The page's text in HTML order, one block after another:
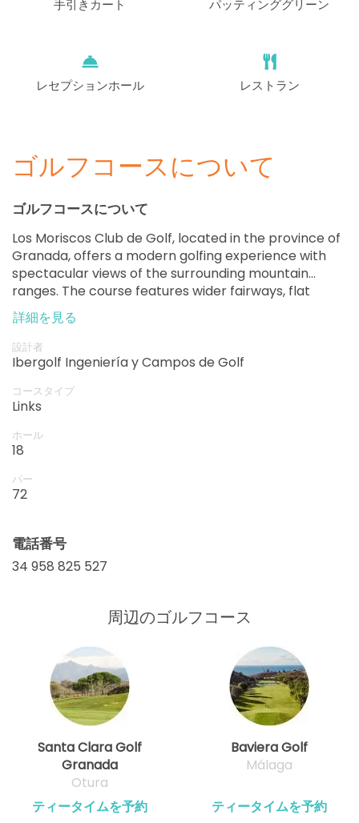
手引きカート パッティンググリーン
レセプションホール レストラン
ゴルフコースについて
ゴルフコースについて
Los Moriscos Club de Golf, located in the province of
Granada, offers a modern golfing experience with
spectacular views of the surrounding mountain
ranges. The course features wider fairways, flat
terrain, and water hazards that offer a good
challenge to golfers of all skill levels. The lovely drive
to the course is lined with tropical palm trees and
exotic plants. The practice facilities are top-notch,
round, visit the little Chiringuito and enjoy a
refreshing drink. Los Moriscos Club de Golf is the ideal
place to do near Granada for a walking course with
fantastic facilities.
詳細を見る
設計者
Ibergolf Ingeniería y Campos de Golf
コースタイプ
Links
ホール
18
パー
72
電話番号
34 958 825 527
周辺のゴルフコース
Santa Clara Golf
Granada
Otura
ティータイムを予約
Baviera Golf
Málaga
ティータイムを予約